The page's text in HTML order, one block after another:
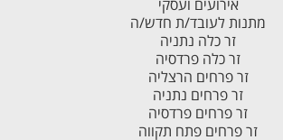
אירועים ועסקי
מתנות לעובד/ת חדש/ה
זר כלה נתניה
זר כלה פרדסיה
זר פרחים הרצליה
זר פרחים נתניה
זר פרחים פרדסיה
זר פרחים פתח תקווה